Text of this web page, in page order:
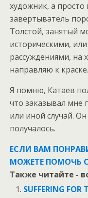
художник, а просто
завертыватель
Толстой, занятый
историческими,
рассуждениями, на
направляю к краске.
Я помню, Катаев
что заказывал мне
или иной случай.
получалось.
ЕСЛИ ВАМ
МОЖЕТЕ ПОМОЧЬ
Также читайте -
SUFFERING FOR